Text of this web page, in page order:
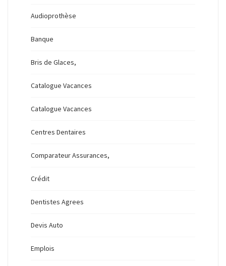
Audioprothèse
Banque
Bris de Glaces,
Catalogue Vacances
Catalogue Vacances
Centres Dentaires
Comparateur Assurances,
Crédit
Dentistes Agrees
Devis Auto
Emplois